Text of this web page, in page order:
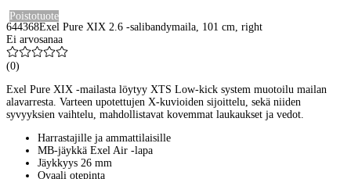
Poistotuote
644368Exel Pure XIX 2.6 -salibandymaila, 101 cm, right
Ei arvosanaa
(0)
Exel Pure XIX -mailasta löytyy XTS Low-kick system muotoilu mailan
alavarresta. Varteen upotettujen X-kuvioiden sijoittelu, sekä niiden
syvyyksien vaihtelu, mahdollistavat kovemmat laukaukset ja vedot.
Harrastajille ja ammattilaisille
MB-jäykkä Exel Air -lapa
Jäykkyys 26 mm
Ovaali otepinta